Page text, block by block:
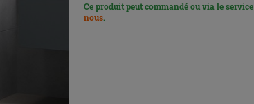
Ce produit peut commandé ou via le service
nous.